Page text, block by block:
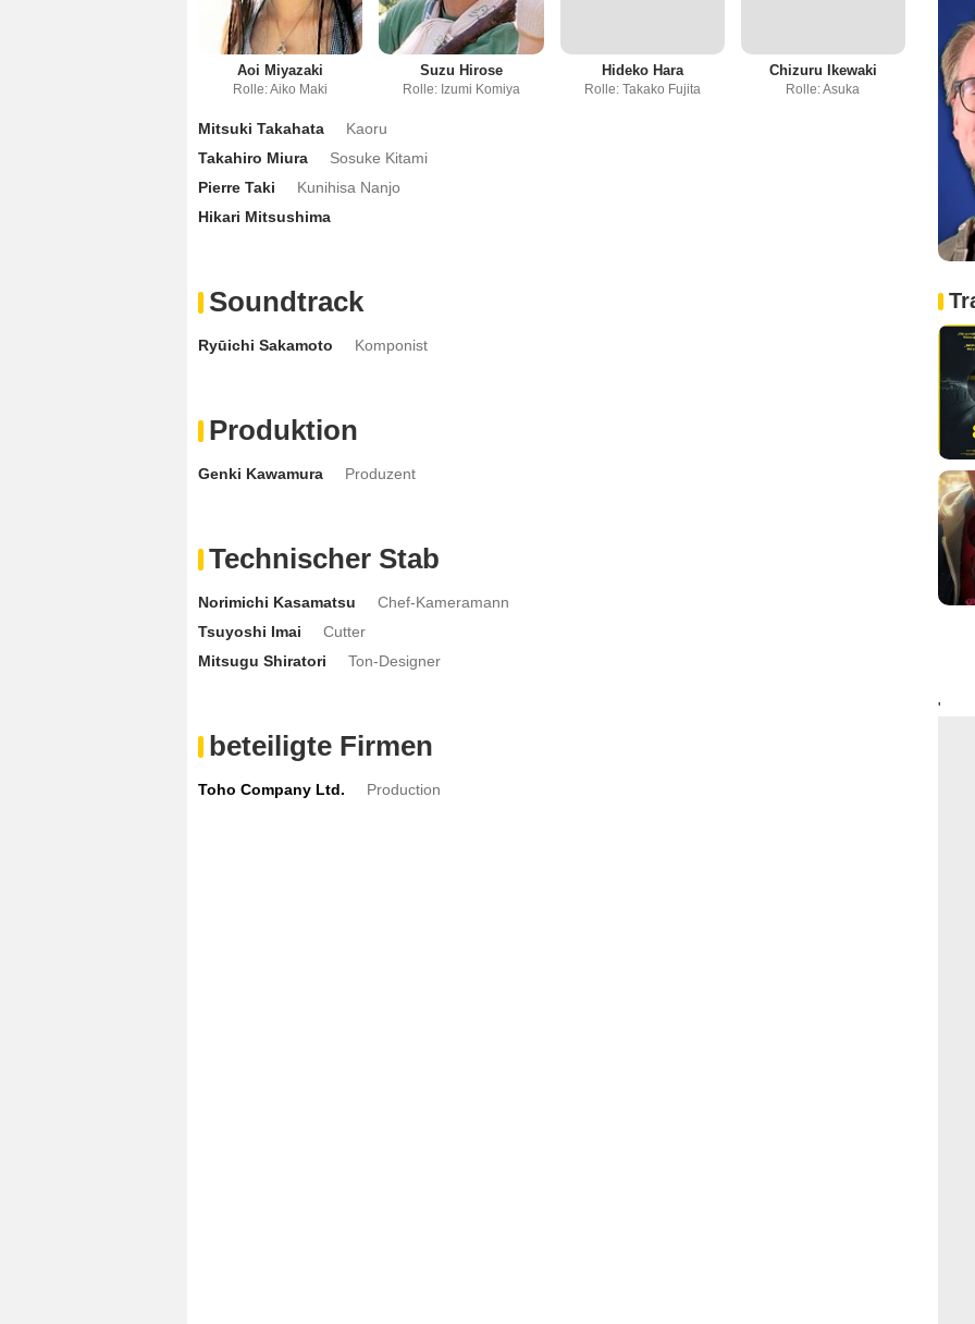
Aoi Miyazaki
Rolle: Aiko Maki
Suzu Hirose
Rolle: Izumi Komiya
Hideko Hara
Rolle: Takako Fujita
Chizuru Ikewaki
Rolle: Asuka
Mitsuki Takahata
Kaoru
Takahiro Miura
Sosuke Kitami
Pierre Taki
Kunihisa Nanjo
Hikari Mitsushima
Soundtrack
Ryūichi Sakamoto Komponist
Produktion
Genki Kawamura Produzent
Technischer Stab
Norimichi Kasamatsu
Chef-Kameramann
Tsuyoshi Imai
Cutter
Mitsugu Shiratori
Ton-Designer
beteiligte Firmen
Toho Company Ltd. Production
'